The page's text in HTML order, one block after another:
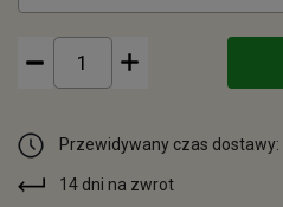
Przewidywany czas dostawy:
14 dni na zwrot